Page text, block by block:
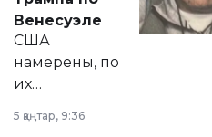
личного здоровья.
Венесуэле
США
намерены, по
их
принести
5 қаңтар, 9:36